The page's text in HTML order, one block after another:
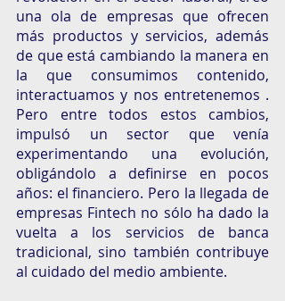
una ola de empresas que ofrecen
más productos y servicios, además
de que está cambiando la manera en
la que consumimos contenido,
interactuamos y nos entretenemos .
Pero entre todos estos cambios,
impulsó un sector que venía
experimentando una evolución,
obligándolo a definirse en pocos
años: el financiero. Pero la llegada de
empresas Fintech no sólo ha dado la
vuelta a los servicios de banca
tradicional, sino también contribuye
al cuidado del medio ambiente.